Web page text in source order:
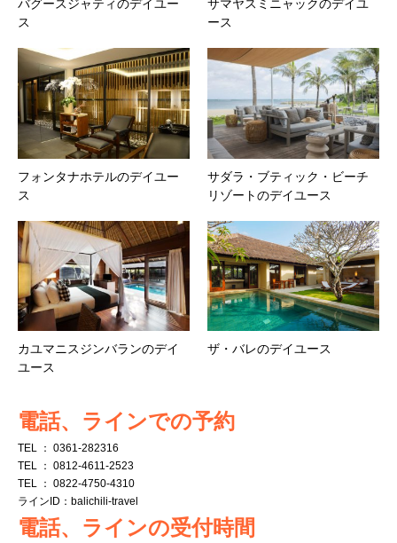
バグースジャティのデイユー
ス
サマヤスミニャックのデイユ
ース
フォンタナホテルのデイユー
ス
サダラ・ブティック・ビーチ
リゾートのデイユース
カユマニスジンバランのデイ
ユース
ザ・バレのデイユース
電話、ラインでの予約
TEL ： 0361-282316
TEL ： 0812-4611-2523
TEL ： 0822-4750-4310
ラインID：balichili-travel
電話、ラインの受付時間